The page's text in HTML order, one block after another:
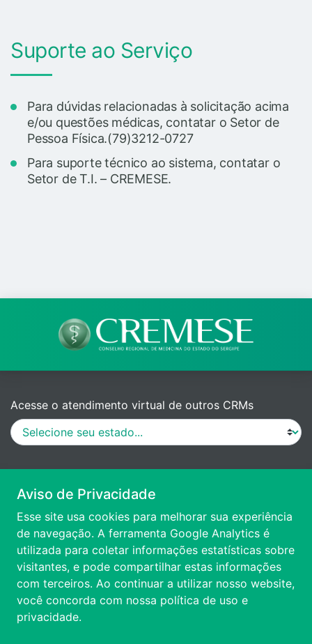
Suporte ao Serviço
Para dúvidas relacionadas à solicitação acima
e/ou questões médicas, contatar o Setor de
Pessoa Física.(79)3212-0727
Para suporte técnico ao sistema, contatar o
Setor de T.I. – CREMESE.
Aviso de Privacidade
Esse site usa cookies para melhorar sua experiência
de navegação. A ferramenta Google Analytics é
utilizada para coletar informações estatísticas sobre
visitantes, e pode compartilhar estas informações
com terceiros. Ao continuar a utilizar nosso website,
você concorda com nossa política de uso e
privacidade.
Acesse o atendimento virtual de outros CRMs
VÍDEO DE APRESENTAÇÃO
ACESSIBILIDADE
FALE CONOSCO